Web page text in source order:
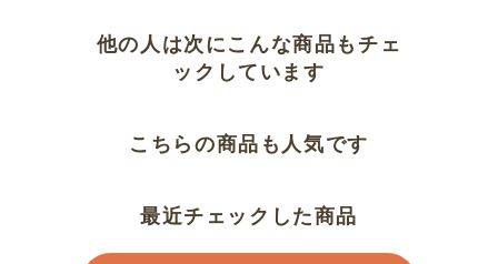
他の人は次にこんな商品もチェ
ックしています
こちらの商品も人気です
最近チェックした商品